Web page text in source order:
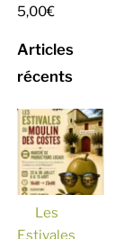
5,00€
Articles
récents
Les
Estivales